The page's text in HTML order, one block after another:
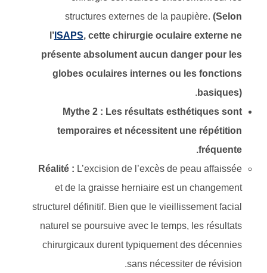
structures externes de la paupière. (Selon
l’ISAPS, cette chirurgie oculaire externe ne
présente absolument aucun danger pour les
globes oculaires internes ou les fonctions
basiques)
.
Mythe 2 : Les résultats esthétiques sont
temporaires et nécessitent une répétition
fréquente.
Réalité : L’excision de l’excès de peau affaissée
et de la graisse herniaire est un changement
structurel définitif. Bien que le vieillissement facial
naturel se poursuive avec le temps, les résultats
chirurgicaux durent typiquement des décennies
sans nécessiter de révision.